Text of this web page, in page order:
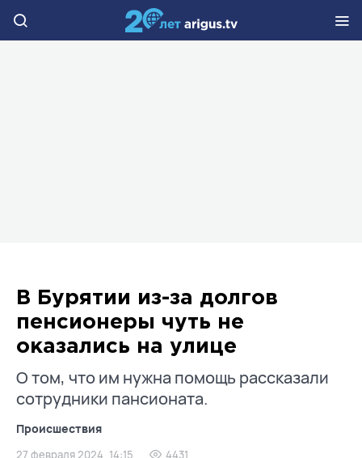
В Бурятии из-за долгов
пенсионеры чуть не
оказались на улице
О том, что им нужна помощь рассказали
сотрудники пансионата.
Происшествия
27 февраля 2024, 14:15 4431